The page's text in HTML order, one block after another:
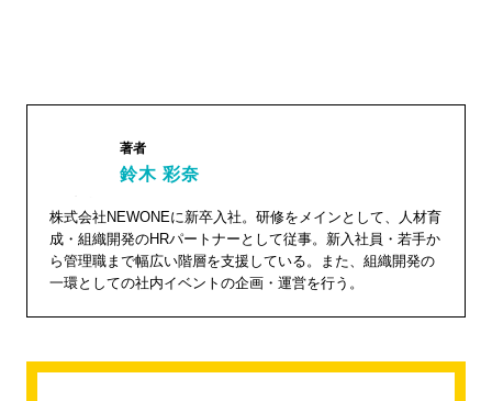
奈"
width="1
104">
著者
鈴木 彩奈
株式会社NEWONEに新卒入社。研修をメインとして、人材育
成・組織開発のHRパートナーとして従事。新入社員・若手か
ら管理職まで幅広い階層を支援している。また、組織開発の
一環としての社内イベントの企画・運営を行う。